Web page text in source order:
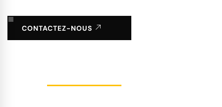
CONTACTEZ-NOUS